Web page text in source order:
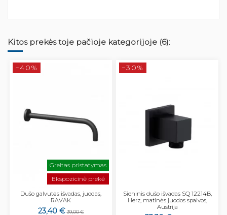
Kitos prekės toje pačioje kategorijoje (6):
−40%
Greitas pristatymas
Ekspozicinė prekė
Dušo galvutės išvadas, juodas,
RAVAK
23,40 € 39,00 €
−30%
Sieninis dušo išvadas SQ 12214B,
Herz, matinės juodos spalvos,
Austrija